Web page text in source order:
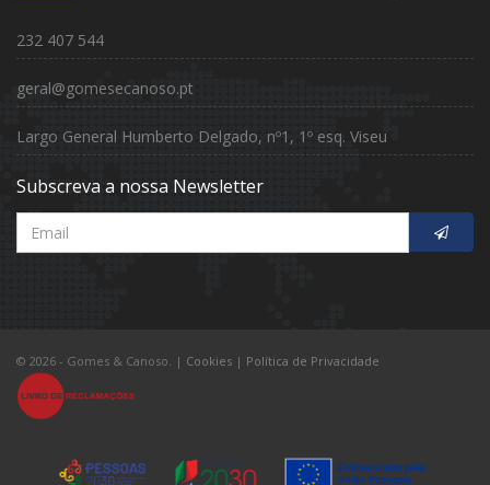
232 407 544
geral@gomesecanoso.pt
Largo General Humberto Delgado, nº1, 1º esq. Viseu
Subscreva a nossa Newsletter
© 2026 - Gomes & Canoso. | Cookies | Política de Privacidade